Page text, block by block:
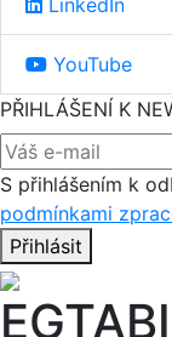
YouTube
PŘIHLÁŠENÍ K
S přihlášením k
podmínkami
Přihlásit